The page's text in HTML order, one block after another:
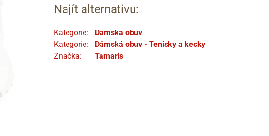
Najít alternativu:
Kategorie:
Dámská obuv
Kategorie:
Dámská obuv - Tenisky a kecky
Značka:
Tamaris